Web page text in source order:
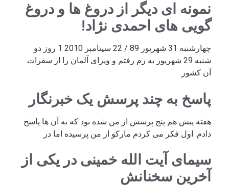
نمونه ای دیگر از دروغ ها و دروغ
گویی های احمدی نژاد!
چهارشنبه 31 شهریور 89 / 22 سپتامبر 2010 1 روز دو
شنبه 29 شهریور به رم رفتم و ویزای آلمان را از سفرات
آن کشور
پاسخ به چند پرسش یک خبرنگار
هفته پیش هم پنج پرسش از من شده بود که به آن ها پاسخ
دادم. اول فکر می کردم مارکو از من پرسیده اما در
سیمای آیت الله خمینی در یکی از
آخرین سخنانش